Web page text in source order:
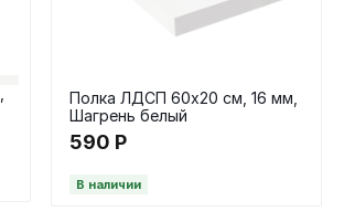
Полка ЛДСП 60х20 см, 16 мм,
Шагрень белый
590 Р
В наличии